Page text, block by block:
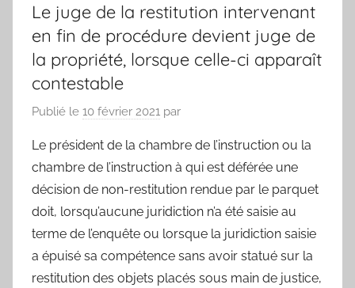
Le juge de la restitution intervenant
en fin de procédure devient juge de
la propriété, lorsque celle-ci apparaît
contestable
Publié le 10 février 2021 par
Le président de la chambre de l’instruction ou la
chambre de l’instruction à qui est déférée une
décision de non-restitution rendue par le parquet
doit, lorsqu’aucune juridiction n’a été saisie au
terme de l’enquête ou lorsque la juridiction saisie
a épuisé sa compétence sans avoir statué sur la
restitution des objets placés sous main de justice,